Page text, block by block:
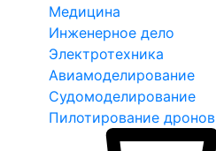
Медицина
Инженерное дело
Электротехника
Авиамоделирование
Судомоделирование
Пилотирование дронов